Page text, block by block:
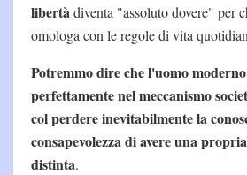
libertàdiventa "assoluto dovere" per
omologa con le regole di vita
Potremmo dire che l'uomo
perfettamente nel meccanismo
col perdere inevitabilmente la
consapevolezza di avere una
distinta.